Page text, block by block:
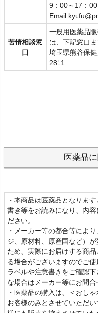
9：00～17：
苦情相談窓
口
一般用医薬品
は、下記窓口ま
埼玉県熊谷保
2811
医薬品
・本商品は医薬品となりま
書き等をお読みになり、内
ださい。
・メーカー等の都合等によ
ジ、原材料、原産国など）
ため、実際にお届けする商
る場合がございますのでご
ラベルや注意書きをご確認
な場合はメーカー等にお問合
・医薬品の購入は、＜おし
お客様のみとさせていただ